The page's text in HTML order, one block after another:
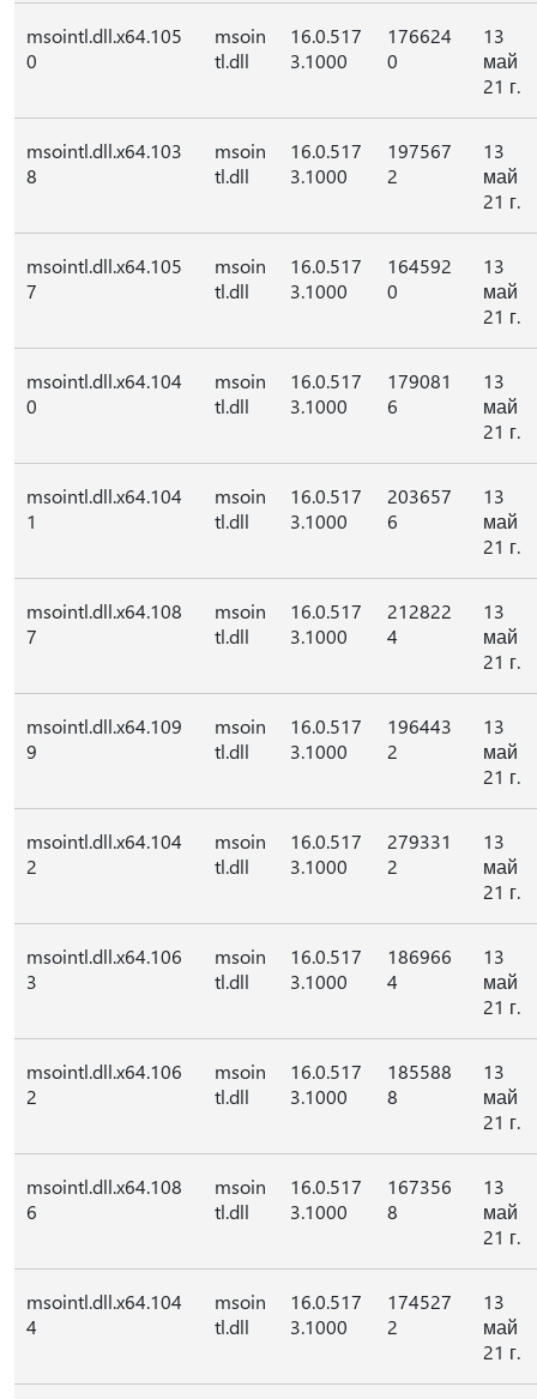
msointl.dll.x64.105
0
msoin
tl.dll
16.0.517
3.1000
176624
0
13
май
21 г.
msointl.dll.x64.103
8
msoin
tl.dll
16.0.517
3.1000
197567
2
13
май
21 г.
msointl.dll.x64.105
7
msoin
tl.dll
16.0.517
3.1000
164592
0
13
май
21 г.
msointl.dll.x64.104
0
msoin
tl.dll
16.0.517
3.1000
179081
6
13
май
21 г.
msointl.dll.x64.104
1
msoin
tl.dll
16.0.517
3.1000
203657
6
13
май
21 г.
msointl.dll.x64.108
7
msoin
tl.dll
16.0.517
3.1000
212822
4
13
май
21 г.
msointl.dll.x64.109
9
msoin
tl.dll
16.0.517
3.1000
196443
2
13
май
21 г.
msointl.dll.x64.104
2
msoin
tl.dll
16.0.517
3.1000
279331
2
13
май
21 г.
msointl.dll.x64.106
3
msoin
tl.dll
16.0.517
3.1000
186966
4
13
май
21 г.
msointl.dll.x64.106
2
msoin
tl.dll
16.0.517
3.1000
185588
8
13
май
21 г.
msointl.dll.x64.108
6
msoin
tl.dll
16.0.517
3.1000
167356
8
13
май
21 г.
msointl.dll.x64.104
4
msoin
tl.dll
16.0.517
3.1000
174527
2
13
май
21 г.